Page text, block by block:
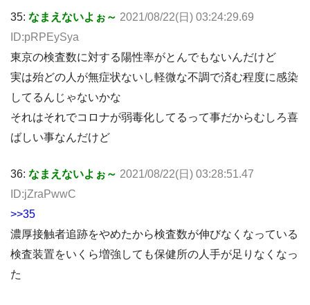
35: なまえないよぉ～ 2021/08/22(日) 03:24:29.69
ID:pRPEySya
東京の検査数に対する陽性率がとんでもないんだけど
実は殆どの人が無症状ないし軽微な不調で済む程度に感染
してるんじゃないかな
それはそれでコロナが弱毒化してるって事だからむしろ喜
ばしい事なんだけど
36: なまえないよぉ～ 2021/08/22(日) 03:28:51.47
ID:jZraPwwC
>>35
濃厚接触者追跡をやめたから検査数が伸びなくなっている
検査装置をいくら増強しても保健所の人手が足りなくなっ
た